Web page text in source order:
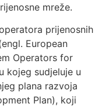
mreže.
prijenosnih
European
Operators for
kojeg sudjeluje u
plana razvoja
Plan), koji